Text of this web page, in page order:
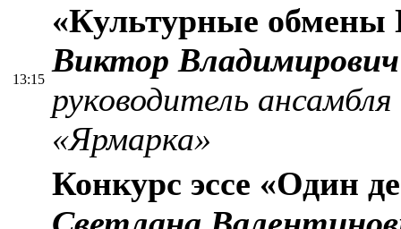
13:15
«Культурные
Виктор
руководитель
«Ярмарка»
Конкурс эссе «Один